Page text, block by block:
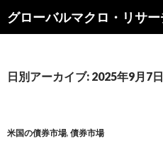
索
ン
キ
日別アーカイブ: 2025年9月7日
米国の債券市場, 債券市場